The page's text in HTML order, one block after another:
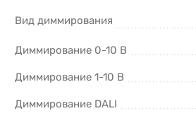
Вид диммирования
Диммирование 0-10 В
Диммирование 1-10 В
Диммирование DALI